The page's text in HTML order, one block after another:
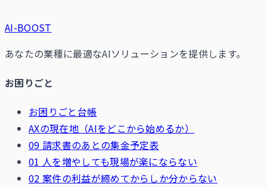
AI-BOOST
あなたの業種に最適なAIソリューションを提供します。
お困りごと
お困りごと台帳
AXの現在地（AIをどこから始めるか）
09 請求書のあとの集金予定表
01 人を増やしても現場が楽にならない
02 案件の利益が締めてからしか分からない